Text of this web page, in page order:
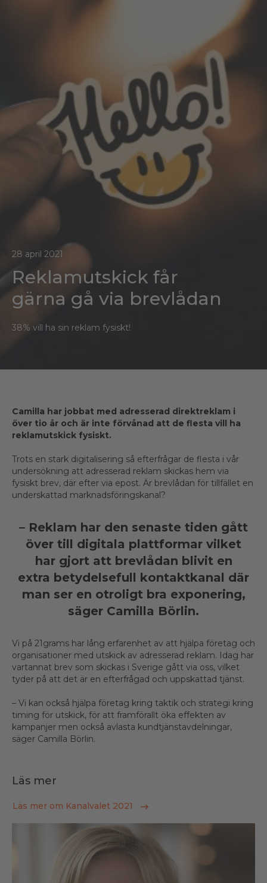
28 april 2021
Reklamutskick får
gärna gå via brevlådan
38% vill ha sin reklam fysiskt!
Camilla har jobbat med adresserad direktreklam i
över tio år och är inte förvånad att de flesta vill ha
reklamutskick fysiskt.
Trots en stark digitalisering så efterfrågar de flesta i vår
undersökning att adresserad reklam skickas hem via
fysiskt brev, där efter via epost. Är brevlådan för tillfället en
underskattad marknadsföringskanal?
– Reklam har den senaste tiden gått
över till digitala plattformar vilket
har gjort att brevlådan blivit en
extra betydelsefull kontaktkanal där
man ser en otroligt bra exponering,
säger Camilla Börlin.
Vi på 21grams har lång erfarenhet av att hjälpa företag och
organisationer med utskick av adresserad reklam. Idag har
vartannat brev som skickas i Sverige gått via oss, vilket
tyder på att det är en efterfrågad och uppskattad tjänst.
– Vi kan också hjälpa företag kring taktik och strategi kring
timing för utskick, för att framförallt öka effekten av
kampanjer men också avlasta kundtjänstavdelningar,
säger Camilla Börlin.
Läs mer
Läs mer om Kanalvalet 2021